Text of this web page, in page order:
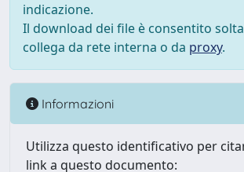
indicazione.
Il download dei file è consentito
collega da rete interna o da proxy.
Informazioni
Utilizza questo identificativo per
link a questo documento: